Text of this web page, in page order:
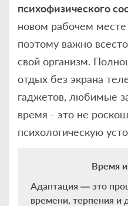
психофизического
новом рабочем месте
поэтому важно
свой организм.
отдых без экрана
гаджетов, любимые
время - это не
психологическую
Время
Адаптация — это
времени, терпения и